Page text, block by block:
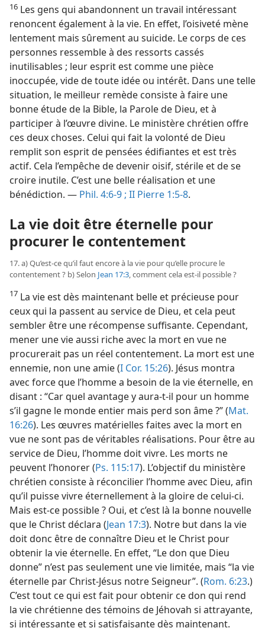
16 Les gens qui abandonnent un travail intéressant
renoncent également à la vie. En effet, l’oisiveté mène
lentement mais sûrement au suicide. Le corps de ces
personnes ressemble à des ressorts cassés
inutilisables ; leur esprit est comme une pièce
inoccupée, vide de toute idée ou intérêt. Dans une telle
situation, le meilleur remède consiste à faire une
bonne étude de la Bible, la Parole de Dieu, et à
participer à l’œuvre divine. Le ministère chrétien offre
ces deux choses. Celui qui fait la volonté de Dieu
remplit son esprit de pensées édifiantes et est très
actif. Cela l’empêche de devenir oisif, stérile et de se
croire inutile. C’est une belle réalisation et une
bénédiction. — Phil. 4:6-9 ; II Pierre 1:5-8.
La vie doit être éternelle pour
procurer le contentement
17. a) Qu’est-​ce qu’il faut encore à la vie pour qu’elle procure le
contentement ? b) Selon Jean 17:3, comment cela est-​il possible ?
17 La vie est dès maintenant belle et précieuse pour
ceux qui la passent au service de Dieu, et cela peut
sembler être une récompense suffisante. Cependant,
mener une vie aussi riche avec la mort en vue ne
procurerait pas un réel contentement. La mort est une
ennemie, non une amie (I Cor. 15:26). Jésus montra
avec force que l’homme a besoin de la vie éternelle, en
disant : “Car quel avantage y aura-​t-​il pour un homme
s’il gagne le monde entier mais perd son âme ?” (Mat.
16:26). Les œuvres matérielles faites avec la mort en
vue ne sont pas de véritables réalisations. Pour être au
service de Dieu, l’homme doit vivre. Les morts ne
peuvent l’honorer (Ps. 115:17). L’objectif du ministère
chrétien consiste à réconcilier l’homme avec Dieu, afin
qu’il puisse vivre éternellement à la gloire de celui-ci.
Mais est-​ce possible ? Oui, et c’est là la bonne nouvelle
que le Christ déclara (Jean 17:3). Notre but dans la vie
doit donc être de connaître Dieu et le Christ pour
obtenir la vie éternelle. En effet, “Le don que Dieu
donne” n’est pas seulement une vie limitée, mais “la vie
éternelle par Christ-Jésus notre Seigneur”. (Rom. 6:23.)
C’est tout ce qui est fait pour obtenir ce don qui rend
la vie chrétienne des témoins de Jéhovah si attrayante,
si intéressante et si satisfaisante dès maintenant.